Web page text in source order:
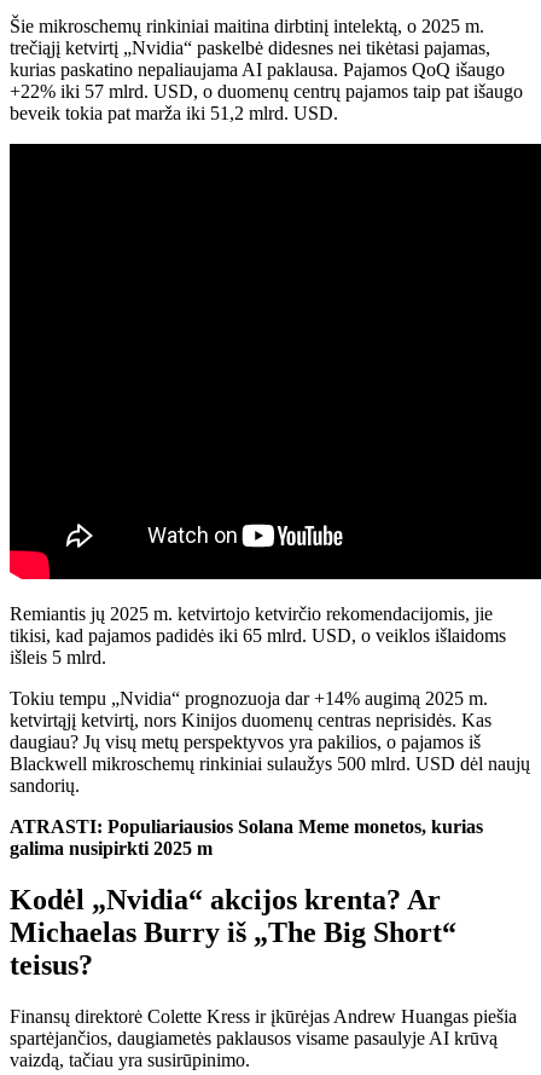
Šie mikroschemų rinkiniai maitina dirbtinį intelektą, o 2025 m.
trečiąjį ketvirtį „Nvidia“ paskelbė didesnes nei tikėtasi pajamas,
kurias paskatino nepaliaujama AI paklausa. Pajamos QoQ išaugo
+22% iki 57 mlrd. USD, o duomenų centrų pajamos taip pat išaugo
beveik tokia pat marža iki 51,2 mlrd. USD.
Remiantis jų 2025 m. ketvirtojo ketvirčio rekomendacijomis, jie
tikisi, kad pajamos padidės iki 65 mlrd. USD, o veiklos išlaidoms
išleis 5 mlrd.
Tokiu tempu „Nvidia“ prognozuoja dar +14% augimą 2025 m.
ketvirtąjį ketvirtį, nors Kinijos duomenų centras neprisidės. Kas
daugiau? Jų visų metų perspektyvos yra pakilios, o pajamos iš
Blackwell mikroschemų rinkiniai sulaužys 500 mlrd. USD dėl naujų
sandorių.
ATRASTI: Populiariausios Solana Meme monetos, kurias
galima nusipirkti 2025 m
Kodėl „Nvidia“ akcijos krenta? Ar
Michaelas Burry iš „The Big Short“
teisus?
Finansų direktorė Colette Kress ir įkūrėjas Andrew Huangas piešia
spartėjančios, daugiametės paklausos visame pasaulyje AI krūvą
vaizdą, tačiau yra susirūpinimo.